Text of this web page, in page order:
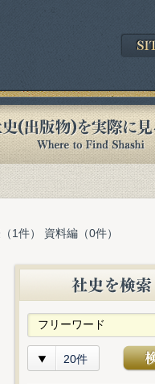
1件） 資料編（0件）
20件